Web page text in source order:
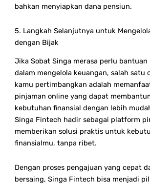
bahkan menyiapkan dana pensiun.
5. Langkah Selanjutnya untuk
dengan Bijak
Jika Sobat Singa merasa perlu
dalam mengelola keuangan, salah satu
kamu pertimbangkan adalah
pinjaman online yang dapat
kebutuhan finansial dengan lebih
Singa Fintech hadir sebagai platform
memberikan solusi praktis untuk
finansialmu, tanpa ribet.
Dengan proses pengajuan yang cepat
bersaing, Singa Fintech bisa menjadi